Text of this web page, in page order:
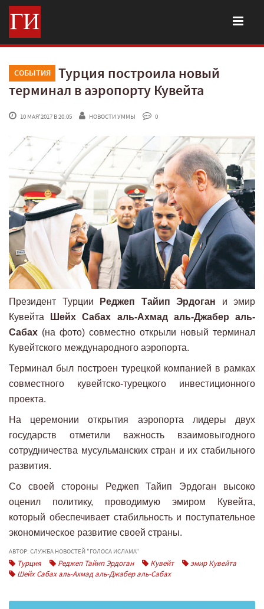
СОБЫТИЯ
Турция построила новый
терминал в аэропорту Кувейта
10 МАЯ'2017 В 20:05 НОВОСТИ УММЫ 0
Президент Турции Реджеп Тайип Эрдоган и эмир
Кувейта
Шейх Сабах аль-Ахмад аль-Джабер аль-
Сабах (на фото) совместно открыли новый терминал
Кувейтского международного аэропорта.
Терминал был построен турецкой компанией в рамках
совместного кувейтско-турецкого инвестиционного
проекта.
На церемонии открытия аэропорта лидеры двух
государств отметили важность взаимовыгодного
сотрудничества мусульманских стран и их стабильного
развития.
Со своей стороны Реджеп Тайип Эрдоган высоко
оценил политику, проводимую эмиром Кувейта,
который обеспечивает стабильность и поступательное
экономическое развитие своей страны.
АВТОР: СЛУЖБА НОВОСТЕЙ "ГОЛОСА ИСЛАМА"
Турция Реджеп Тайип Эрдоган Кувейт
эмир Кувейта
Шейх Сабах аль-Ахмад аль-Джабер аль-Сабах